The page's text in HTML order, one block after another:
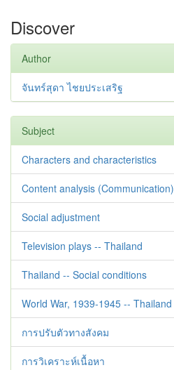
Discover
Author
จันทร์สุดา ไชยประเสริฐ
Subject
Characters and characteristics
Content analysis (Communication)
Social adjustment
Television plays -- Thailand
Thailand -- Social conditions
World War, 1939-1945 -- Thailand
การปรับตัวทางสังคม
การวิเคราะห์เนื้อหา